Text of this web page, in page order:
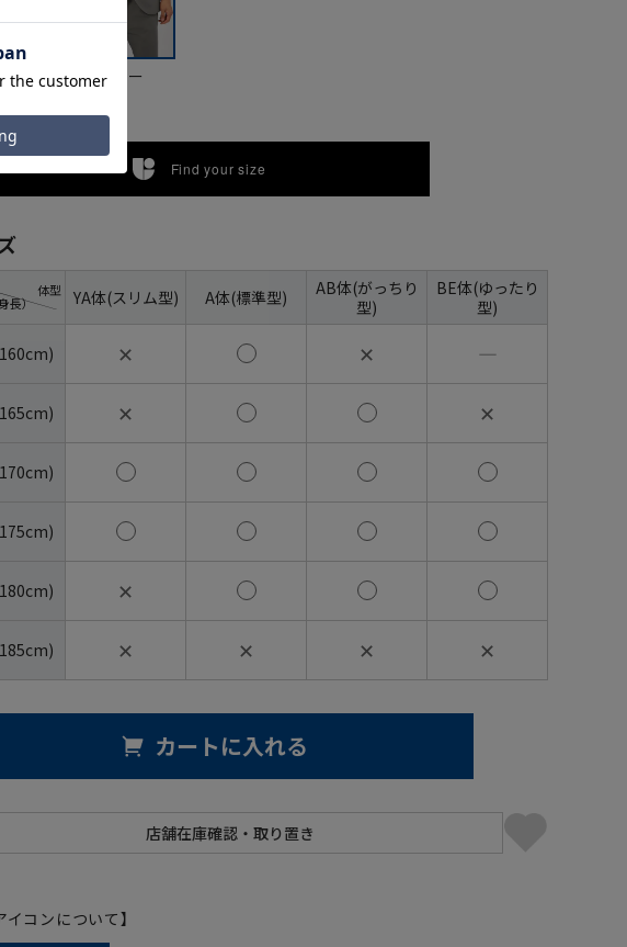
ジュ グレー
Find your size
長）
体型 YA体(スリム型) A体(標準型)
AB体(がっちり
型)
BE体(ゆったり
型)
✕ ✕ ―
✕ ✕
✕
✕ ✕ ✕ ✕
カートに入れる
イコンについて】